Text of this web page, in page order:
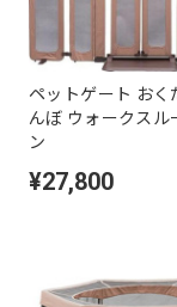
ペットゲート おく
んぼ ウォークスル
ン
¥27,800